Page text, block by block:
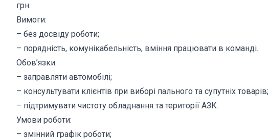
грн.
Вимоги:
– без досвіду роботи;
– порядність, комунікабельність, вміння працювати в команді.
Обов’язки:
– заправляти автомобілі;
– консультувати клієнтів при виборі пального та супутніх товарів;
– підтримувати чистоту обладнання та території АЗК.
Умови роботи:
– змінний графік роботи;